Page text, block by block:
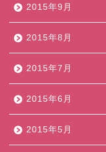
2015年9月
2015年8月
2015年7月
2015年6月
2015年5月